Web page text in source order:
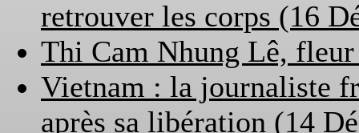
retrouver les corps (16
Thi Cam Nhung Lê,
Vietnam : la journaliste
après sa libération (14